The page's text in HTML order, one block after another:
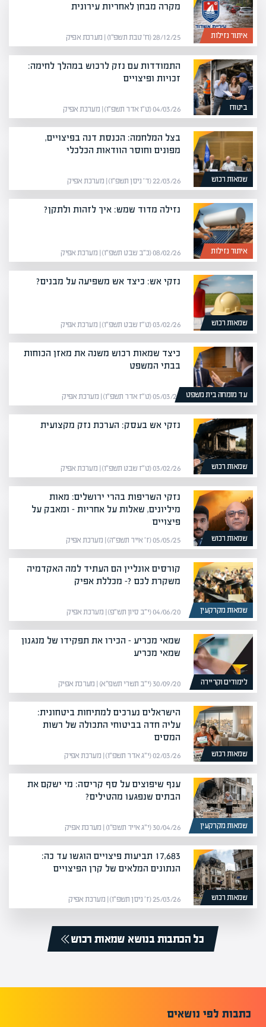
איתור נזילות
מקרה מבחן לאחריות עירונית
28/12/25 (ח׳ טבת תשפ״ו) | מערכת אפיק
ביטוח
התמודדות עם נזק לרכוש במהלך לחימה:
זכויות ופיצויים
04/03/26 (ט״ו אדר תשפ״ו) | מערכת אפיק
שמאות רכוש
בצל המלחמה: הכנסת דנה בפיצויים,
מפונים וחוסר הוודאות הכלכלי
22/03/26 (ד׳ ניסן תשפ״ו) | מערכת אפיק
איתור נזילות
נזילה מדוד שמש: איך לזהות ולתקן?
08/02/26 (כ״ב שבט תשפ״ו) | מערכת אפיק
שמאות רכוש
נזקי אש: כיצד אש משפיעה על מבנים?
03/02/26 (ט״ז שבט תשפ״ו) | מערכת אפיק
עד מומחה בית משפט
כיצד שמאות רכוש משנה את מאזן הכוחות
בבתי המשפט
05/03/26 (ט״ז אדר תשפ״ו) | מערכת אפיק
שמאות רכוש
נזקי אש בעסק: הערכת נזק מקצועית
03/02/26 (ט״ז שבט תשפ״ו) | מערכת אפיק
שמאות רכוש
נזקי השריפות בהרי ירושלים: מאות
מיליונים, שאלות על אחריות – ומאבק על
פיצויים
05/05/25 (ז׳ אייר תשפ״ה) | מערכת אפיק
שמאות מקרקעין
קורסים אונליין הם העתיד למה האקדמיה
משקרת לכם ?- מכללת אפיק
04/06/20 (י״ב סיון תש״פ) | מערכת אפיק
לימודים וקריירה
שמאי מכריע – הכירו את תפקידו של מנגנון
שמאי מכריע
30/09/20 (י״ב תשרי תשפ״א) | מערכת אפיק
שמאות רכוש
הישראלים נערכים למתיחות ביטחונית:
עליה חדה בביטוחי התכולה של רשות
המסים
02/03/26 (י״ג אדר תשפ״ו) | מערכת אפיק
שמאות מקרקעין
ענף שיפוצים על סף קריסה: מי ישקם את
הבתים שנפגעו מהטילים?
30/04/26 (י״ג אייר תשפ״ו) | מערכת אפיק
שמאות רכוש
17,683 תביעות פיצויים הוגשו עד כה:
הנתונים המלאים של קרן הפיצויים
25/03/26 (ז׳ ניסן תשפ״ו) | מערכת אפיק
כל הכתבות בנושא שמאות רכוש
כתבות לפי נושאים